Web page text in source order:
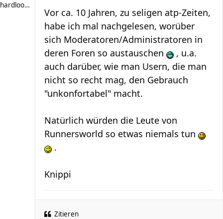
hardlooper
Vor ca. 10 Jahren, zu seligen atp-Zeiten,
habe ich mal nachgelesen, worüber
sich Moderatoren/Administratoren in
deren Foren so austauschen
, u.a.
auch darüber, wie man Usern, die man
nicht so recht mag, den Gebrauch
"unkonfortabel" macht.
Natürlich würden die Leute von
Runnersworld so etwas niemals tun
.
Knippi
Zitieren